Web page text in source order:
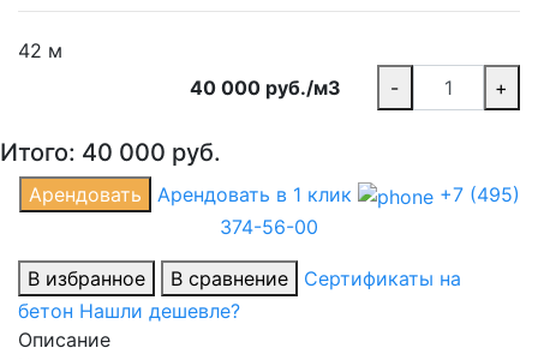
42 м
40 000 руб./м3
- +
Итого: 40 000 руб.
Арендовать Арендовать в 1 клик
+7 (495)
374-56-00
В избранное В сравнение
Сертификаты на
бетон Нашли дешевле?
Описание